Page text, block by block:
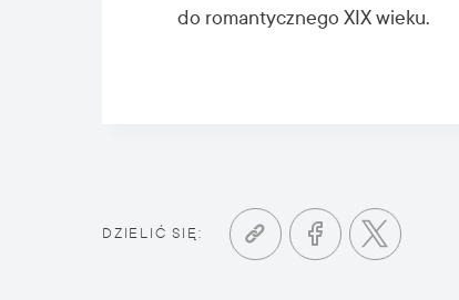
do romantycznego XIX wieku.
DZIELIĆ SIĘ: